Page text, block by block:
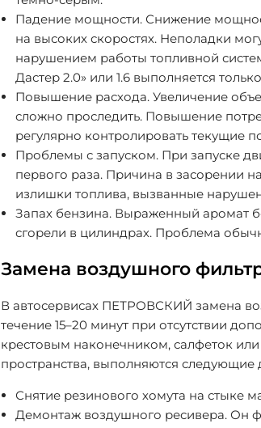
Падение мощности. Снижение
на высоких скоростях. Неполадки
нарушением работы топливной
Дастер 2.0» или 1.6 выполняется
Повышение расхода. Увеличение
сложно проследить. Повышение
регулярно контролировать текущие
Проблемы с запуском. При запуске
первого раза. Причина в засорении
излишки топлива, вызванные
Запах бензина. Выраженный аромат
сгорели в цилиндрах. Проблема
Замена воздушного
В автосервисах ПЕТРОВСКИЙ замена
течение 15–20 минут при отсутствии
крестовым наконечником, салфеток
пространства, выполняются следующие
Снятие резинового хомута на стыке
Демонтаж воздушного ресивера. Он